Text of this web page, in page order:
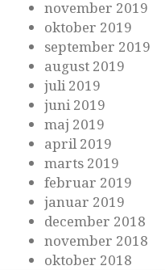
november 2019
oktober 2019
september 2019
august 2019
juli 2019
juni 2019
maj 2019
april 2019
marts 2019
februar 2019
januar 2019
december 2018
november 2018
oktober 2018